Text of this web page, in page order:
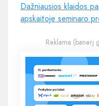
Dažniausios klaidos
apskaitoje seminaro
Reklama (banerį